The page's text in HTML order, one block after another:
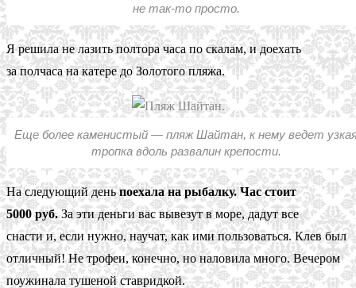
не так-то просто.
Я решила не лазить полтора часа по скалам, и доехать
за полчаса на катере до Золотого пляжа.
Еще более каменистый — пляж Шайтан, к нему ведет
тропка вдоль развалин крепости.
На следующий деньпоехала на рыбалку. Час стоит
5000 руб.За эти деньги вас вывезут в море, дадут все
снасти и, если нужно, научат, как ими пользоваться. Клев был
отличный! Не трофеи, конечно, но наловила много. Вечером
поужинала тушеной ставридкой.